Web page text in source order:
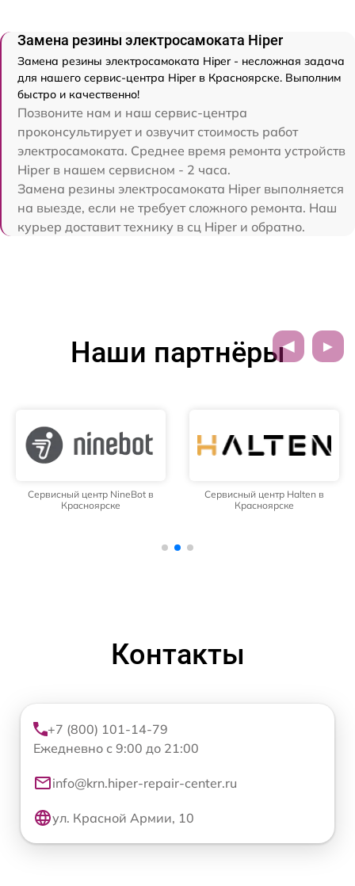
Замена резины электросамоката Hiper
Замена резины электросамоката Hiper - несложная задача
для нашего сервис-центра Hiper в Красноярске. Выполним
быстро и качественно!
Позвоните нам и наш сервис-центра
проконсультирует и озвучит стоимость работ
электросамоката. Среднее время ремонта устройств
Hiper в нашем сервисном - 2 часа.
Замена резины электросамоката Hiper выполняется
на выезде, если не требует сложного ремонта. Наш
курьер доставит технику в сц Hiper и обратно.
Наши партнёры
Сервисный центр NineBot в
Красноярске
Сервисный центр Halten в
Красноярске
Контакты
+7 (800) 101-14-79
Ежедневно с 9:00 до 21:00
info@krn.hiper-repair-center.ru
ул. Красной Армии, 10